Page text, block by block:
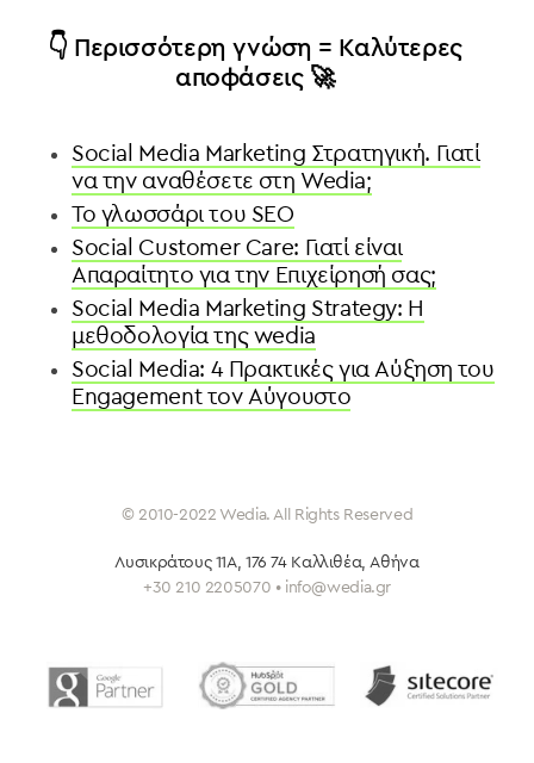
👇 Περισσότερη γνώση = Καλύτερες
αποφάσεις 🚀
Social Media Marketing Στρατηγική. Γιατί
να την αναθέσετε στη Wedia;
To γλωσσάρι του SEO
Social Customer Care: Γιατί είναι
Aπαραίτητο για την Eπιχείρησή σας;
Social Media Marketing Strategy: H
μεθοδολογία της wedia
Social Media: 4 Πρακτικές για Αύξηση του
Engagement τον Αύγουστο
© 2010-2022 Wedia. All Rights Reserved
Λυσικράτους 11Α, 176 74 Καλλιθέα, Αθήνα
+30 210 2205070 • info@wedia.gr